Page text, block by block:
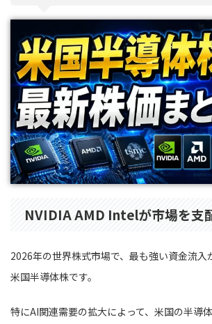
NVIDIA AMD Intelが市場を支
2026年の世界株式市場で、最も強い資金流入
米国半導体株です。
特にAI関連需要の拡大によって、米国の半導